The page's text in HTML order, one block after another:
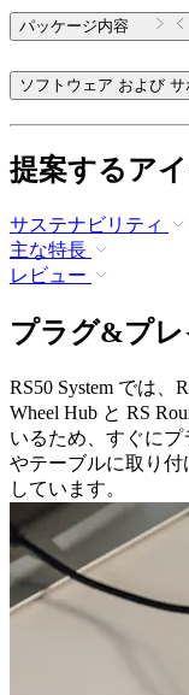
パッケージ内容
ソフト
提案するア
サステナビリティ
主な特長
レビュー
プラグ&プレ
RS50 System では
Wheel Hub と RS
いるため、すぐに
やテーブルに取り
しています。